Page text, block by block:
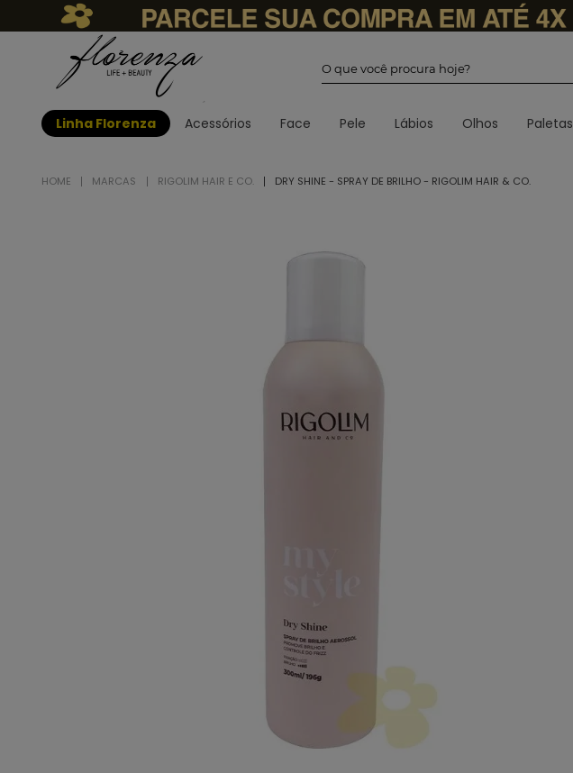
Linha Florenza Acessórios Face Pele Lábios Olhos Paletas
MARCAS RIGOLIM HAIR E CO. DRY SHINE - SPRAY DE BRILHO - RIGOLIM HAIR & CO.